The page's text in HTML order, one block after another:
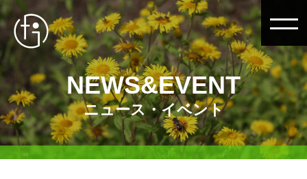
NEWS&EVENT
ニュース・イベント